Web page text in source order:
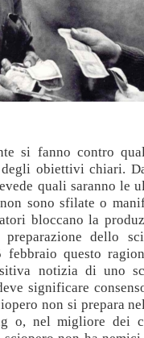
si fanno contro
obiettivi chiari.
quali saranno le
sono sfilate o
bloccano la
dello
questo
notizia di uno
significare
non si prepara
o, nel migliore dei